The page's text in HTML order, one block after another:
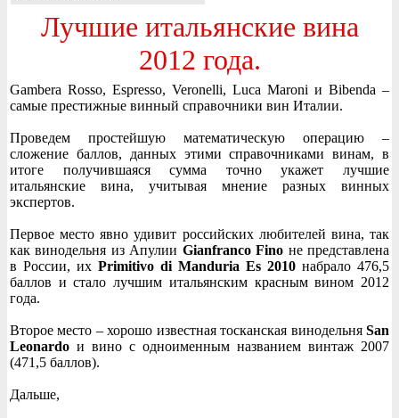
Лучшие итальянские вина
2012 года.
Gambera Rosso, Espresso, Veronelli, Luca Maroni и Bibenda –
самые престижные винный справочники вин Италии.
Проведем простейшую математическую операцию –
сложение баллов, данных этими справочниками винам, в
итоге получившаяся сумма точно укажет лучшие
итальянские вина, учитывая мнение разных винных
экспертов.
Первое место явно удивит российских любителей вина, так
как винодельня из Апулии Gianfranco Fino не представлена
в России, их Primitivo di Manduria Es 2010 набрало 476,5
баллов и стало лучшим итальянским красным вином 2012
года.
Второе место – хорошо известная тосканская винодельня San
Leonardo и вино с одноименным названием винтаж 2007
(471,5 баллов).
Дальше,